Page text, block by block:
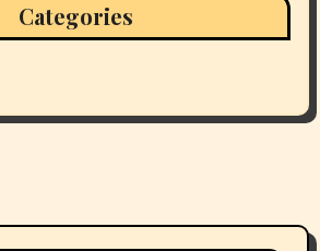
Categories